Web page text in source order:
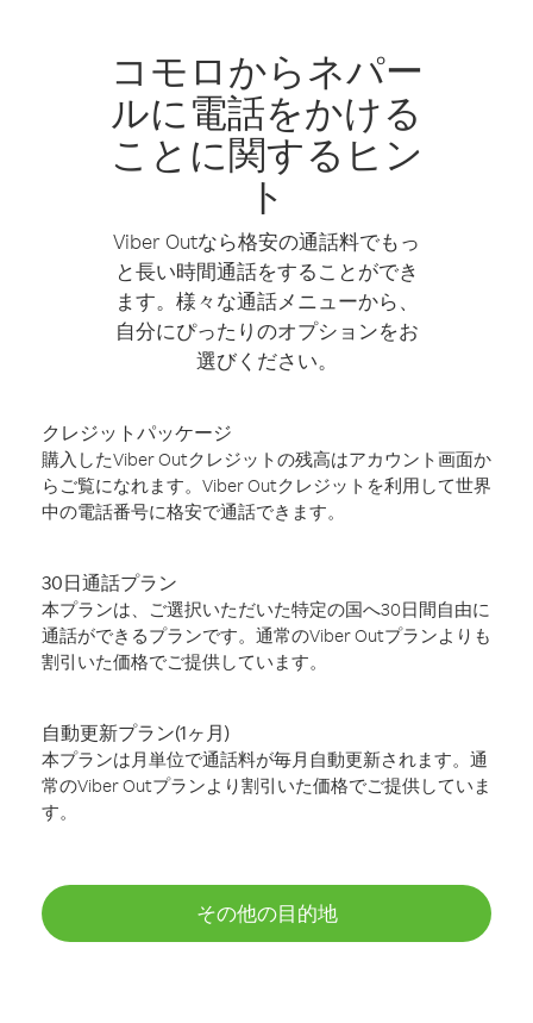
コモロからネパー
ルに電話をかける
ことに関するヒン
ト
Viber Outなら格安の通話料でもっ
と長い時間通話をすることができ
ます。様々な通話メニューから、
自分にぴったりのオプションをお
選びください。
クレジットパッケージ
購入したViber Outクレジットの残高はアカウント画面か
らご覧になれます。Viber Outクレジットを利用して世界
中の電話番号に格安で通話できます。
30日通話プラン
本プランは、ご選択いただいた特定の国へ30日間自由に
通話ができるプランです。通常のViber Outプランよりも
割引いた価格でご提供しています。
自動更新プラン(1ヶ月)
本プランは月単位で通話料が毎月自動更新されます。通
常のViber Outプランより割引いた価格でご提供していま
す。
その他の目的地